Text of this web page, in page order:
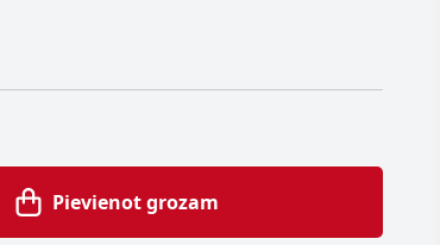
Pievienot grozam